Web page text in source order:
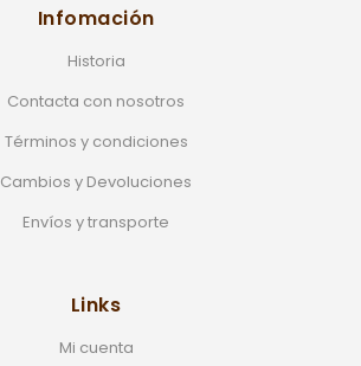
Infomación
Historia
Contacta con nosotros
Términos y condiciones
Cambios y Devoluciones
Envíos y transporte
Links
Mi cuenta